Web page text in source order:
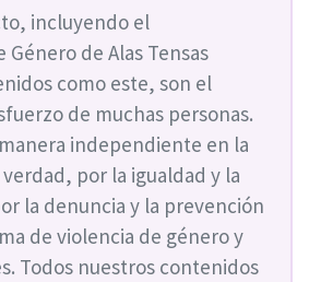
incluyendo el
de Alas Tensas
como este, son el
de muchas personas.
independiente en la
por la igualdad y la
la denuncia y la prevención
de violencia de género y
Todos nuestros contenidos